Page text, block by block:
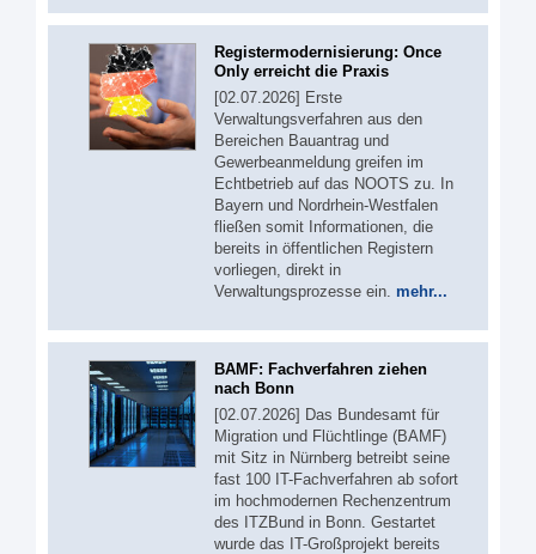
Registermodernisierung: Once
Only erreicht die Praxis
[02.07.2026] Erste
Verwaltungsverfahren aus den
Bereichen Bauantrag und
Gewerbeanmeldung greifen im
Echtbetrieb auf das NOOTS zu. In
Bayern und Nordrhein-Westfalen
fließen somit Informationen, die
bereits in öffentlichen Registern
vorliegen, direkt in
Verwaltungsprozesse ein. mehr...
BAMF: Fachverfahren ziehen
nach Bonn
[02.07.2026] Das Bundesamt für
Migration und Flüchtlinge (BAMF)
mit Sitz in Nürnberg betreibt seine
fast 100 IT-Fachverfahren ab sofort
im hochmodernen Rechenzentrum
des ITZBund in Bonn. Gestartet
wurde das IT-Großprojekt bereits